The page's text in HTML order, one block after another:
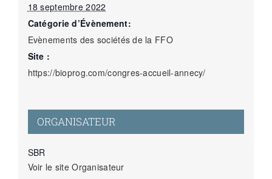
18 septembre 2022
Catégorie d’Évènement:
Evènements des sociétés de la FFO
Site :
https://bioprog.com/congres-accueil-annecy/
ORGANISATEUR
SBR
Voir le site Organisateur